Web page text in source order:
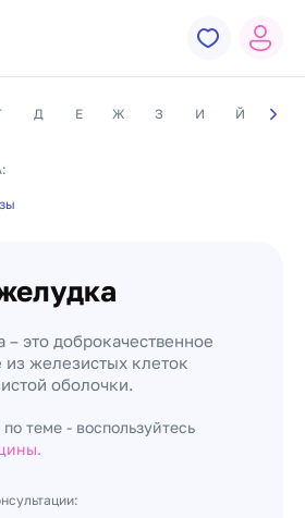
Д Е Ж З И Й К
это доброкачественное
из железистых клеток
оболочки.
теме - воспользуйтесь